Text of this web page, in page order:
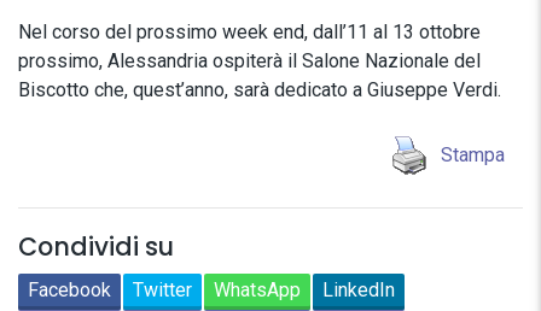
Nel corso del prossimo week end, dall’11 al 13 ottobre
prossimo, Alessandria ospiterà il Salone Nazionale del
Biscotto che, quest’anno, sarà dedicato a Giuseppe Verdi.
Stampa
Condividi su
Facebook Twitter WhatsApp LinkedIn